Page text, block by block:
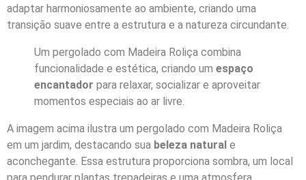
adaptar harmoniosamente ao ambiente, criando uma
transição suave entre a estrutura e a natureza circundante.
Um pergolado com Madeira Roliça combina
funcionalidade e estética, criando um espaço
encantador para relaxar, socializar e aproveitar
momentos especiais ao ar livre.
A imagem acima ilustra um pergolado com Madeira Roliça
em um jardim, destacando sua beleza natural e
aconchegante. Essa estrutura proporciona sombra, um local